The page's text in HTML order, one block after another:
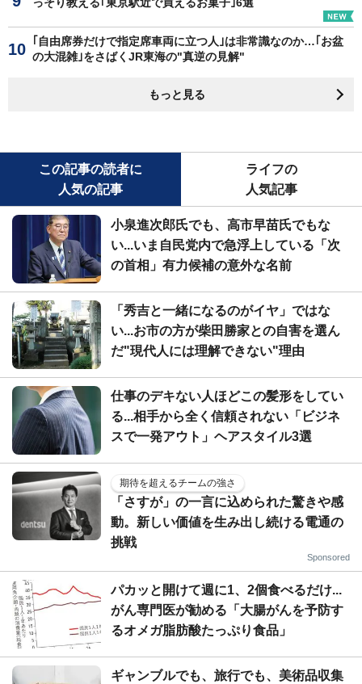
っそり教える｢東京駅近で買えるお菓子｣6選
｢自由席券だけで指定席車両に立つ人｣は非常識なのか…｢お盆
の大混雑｣をさばくJR東海の"真逆の見解"
もっと見る
この記事の読者に
人気の記事
ライフの
人気記事
小泉進次郎氏でも、高市早苗氏でもな
い...いま自民党内で急浮上している「次
の首相」有力候補の意外な名前
「秀吉と一緒になるのがイヤ」ではな
い...お市の方が柴田勝家との自害を選ん
だ"現代人には理解できない"理由
仕事のデキない人ほどこの髪形をしてい
る...相手から全く信頼されない「ビジネ
スで一発アウト」ヘアスタイル3選
期待を超えるチームの強さ
「さすが」の一言に込められた驚きや感
動。新しい価値を生み出し続ける電通の
挑戦
Sponsored
パカッと開けて週に1、2個食べるだけ...
がん専門医が勧める「大腸がんを予防す
るオメガ脂肪酸たっぷり食品」
ギャンブルでも、旅行でも、美術品収集